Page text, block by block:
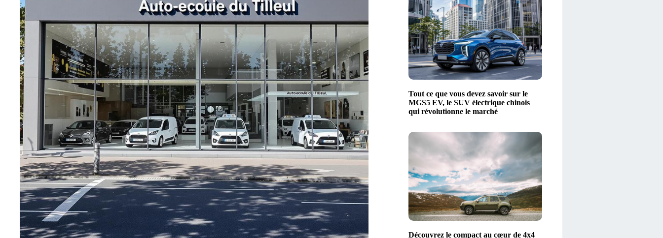
Tout ce que vous devez savoir sur le
MGS5 EV, le SUV électrique chinois
qui révolutionne le marché
Découvrez le compact au cœur de 4x4